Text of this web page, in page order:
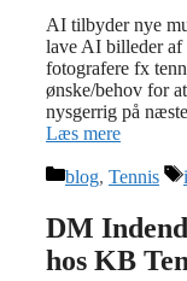
AI tilbyder nye
lave AI billeder af
fotografere fx
ønske/behov for
nysgerrig på
Læs mere
Kategorier
blog, Tennis
DM
hos KB